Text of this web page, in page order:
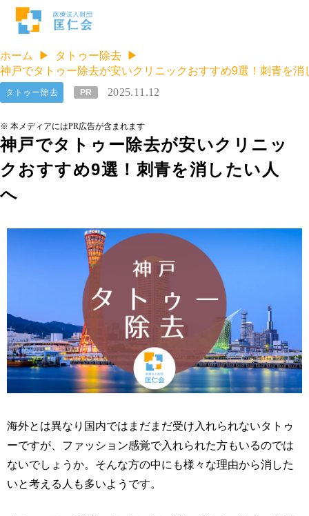
ホーム
タトゥー除去
神戸でタトゥー除去が安いクリニックおすすめ9選！刺青を消
神戸でタトゥー除去が安いクリニッ
クおすすめ9選！刺青を消したい人
へ
2025.11.12
タトゥー除去 PR
※ 本メディアにはPR広告が含まれます
海外とは異なり国内ではまだまだ受け入れられないタトゥ
ーですが、ファッション感覚で入れられた方もいるのでは
ないでしょうか。そんな方の中にも様々な理由から消した
いと考える人も多いようです。